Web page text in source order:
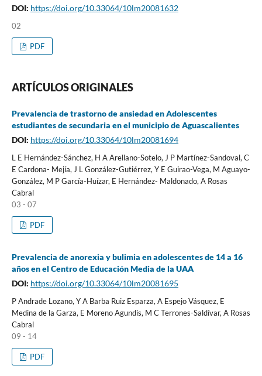
DOI: https://doi.org/10.33064/10lm20081632
02
PDF
ARTÍCULOS ORIGINALES
Prevalencia de trastorno de ansiedad en Adolescentes
estudiantes de secundaria en el municipio de Aguascalientes
DOI: https://doi.org/10.33064/10lm20081694
L E Hernández-Sánchez, H A Arellano-Sotelo, J P Martínez-Sandoval, C
E Cardona- Mejía, J L González-Gutiérrez, Y E Guirao-Vega, M Aguayo-
González, M P García-Huízar, E Hernández- Maldonado, A Rosas
Cabral
03 - 07
PDF
Prevalencia de anorexia y bulimia en adolescentes de 14 a 16
años en el Centro de Educación Media de la UAA
DOI: https://doi.org/10.33064/10lm20081695
P Andrade Lozano, Y A Barba Ruiz Esparza, A Espejo Vásquez, E
Medina de la Garza, E Moreno Agundis, M C Terrones-Saldívar, A Rosas
Cabral
09 - 14
PDF